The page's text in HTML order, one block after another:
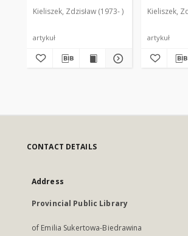
Kieliszek, Zdzisław (1973- )
artykuł
Kieliszek,
artykuł
CONTACT DETAILS
Address
Provincial Public Library
of Emilia Sukertowa-Biedrawina